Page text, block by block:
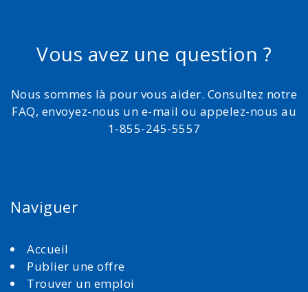
Vous avez une question ?
Nous sommes là pour vous aider. Consultez notre
FAQ, envoyez-nous un e-mail ou appelez-nous au
1-855-245-5557
Naviguer
Accueil
Publier une offre
Trouver un emploi